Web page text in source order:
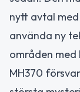
nytt avtal
använda ny
områden
MH370